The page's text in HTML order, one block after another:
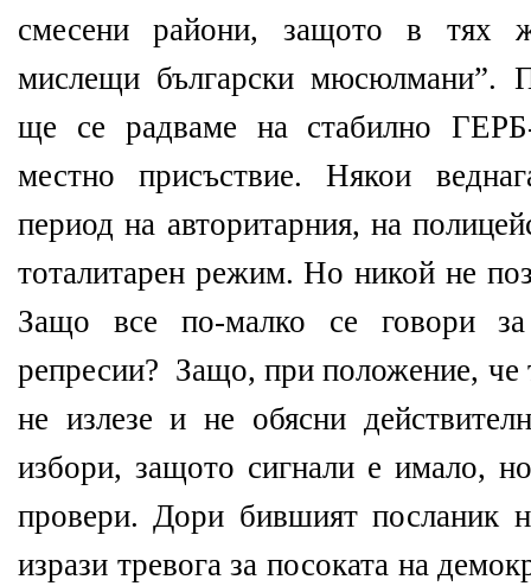
смесени райони, защото в тях
мислещи български мюсюлмани”.
ще се радваме на стабилно ГЕРБ-
местно присъствие. Някои
период на авторитарния, на
тоталитарен режим. Но никой не
Защо все по-малко се говори
репресии? Защо, при положение, че
не излезе и не обясни
избори, защото сигнали е имало,
провери. Дори бившият
изрази тревога за посоката на